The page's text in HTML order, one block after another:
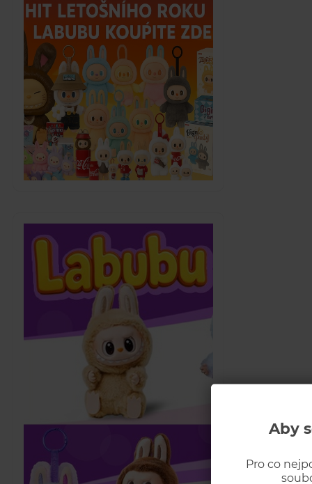
Aby
Pro co